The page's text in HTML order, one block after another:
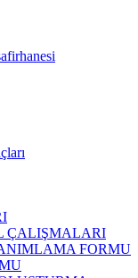
ÇALIŞMALARI
FORMU